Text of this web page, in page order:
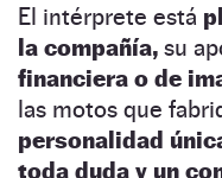
El intérprete está
la compañía, su
financiera o de
las motos que
personalidad
toda duda y un